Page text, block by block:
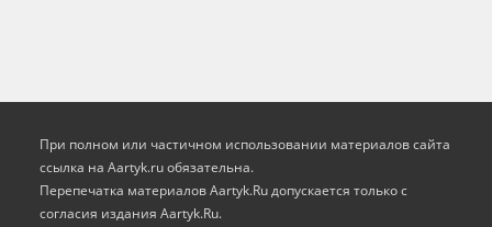
При полном или частичном использовании материалов сайта
ссылка на Aartyk.ru oбязательна.
Перепечатка материалов Aartyk.Ru допускается только с
согласия издания Aartyk.Ru.